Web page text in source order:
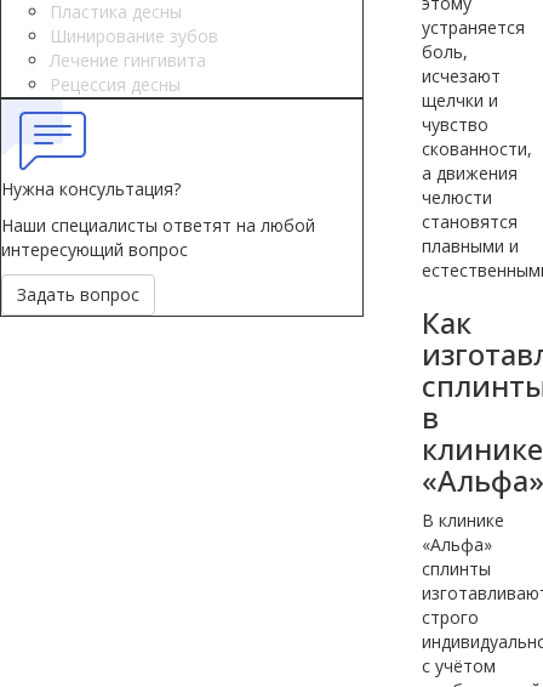
устраняется
боль,
исчезают
щелчки и
чувство
скованности,
а движения
челюсти
становятся
плавными и
Как
в
клинике
«Альфа»
В клинике
«Альфа»
сплинты
строго
с учётом
Пластика десны
Шинирование зубов
Лечение гингивита
Рецессия десны
Нужна консультация?
Наши специалисты ответят на любой
интересующий вопрос
Задать вопрос